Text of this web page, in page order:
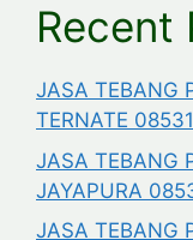
Recent
JASA TEBANG
TERNATE
JASA TEBANG
JAYAPURA
JASA TEBANG